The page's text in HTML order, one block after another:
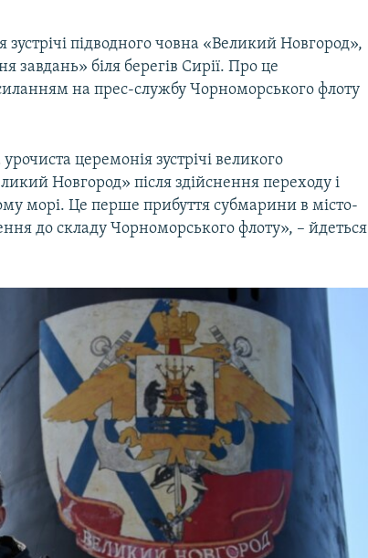
підводного човна «Великий Новгород»,
завдань» біля берегів Сирії. Про це
на прес-службу Чорноморського флоту
церемонія зустрічі великого
Новгород» після здійснення переходу і
морі. Це перше прибуття субмарини в місто-
до складу Чорноморського флоту», – йдеться